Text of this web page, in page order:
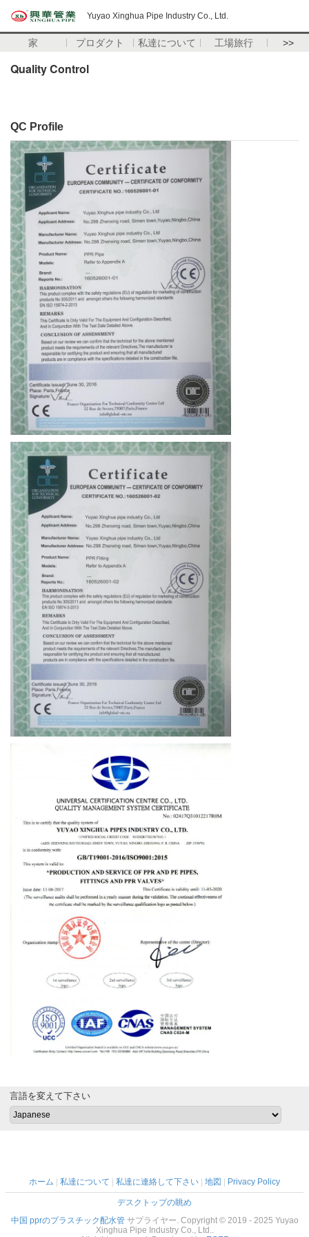
Yuyao Xinghua Pipe Industry Co., Ltd.
家 プロダクト 私達について 工場旅行 >>
Quality Control
QC Profile
言語を変えて下さい
ホーム 私達について 私達に連絡して下さい 地図 Privacy Policy
デスクトップの眺め
中国 pprのプラスチック配水管サプライヤー. Copyright © 2019 - 2025 Yuyao
Xinghua Pipe Industry Co., Ltd..